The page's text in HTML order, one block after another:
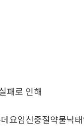
패로 인해
요임신중절약물낙